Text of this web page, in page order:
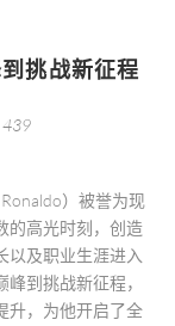
挑战新征程
439
）被誉为现
的高光时刻，创造
以及职业生涯进入
到挑战新征程，
升，为他开启了全